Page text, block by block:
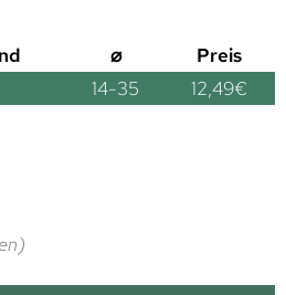
⌀
Preis
14-35 12,49€